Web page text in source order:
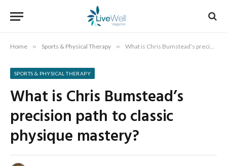
Home » Sports & Physical Therapy » What is Chris Bumstead’s precision path to classic physique mastery?
SPORTS & PHYSICAL THERAPY
What is Chris Bumstead’s
precision path to classic
physique mastery?